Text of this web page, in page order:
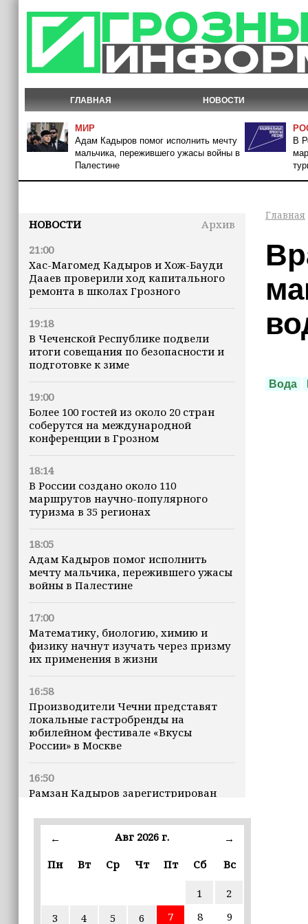
ГЛАВНАЯ НОВОСТИ
МИР
Адам Кадыров помог исполнить мечту
мальчика, пережившего ужасы войны в
Палестине
В
НОВОСТИ
Архив
21:00
Хас-Магомед Кадыров и Хож-Бауди
Дааев проверили ход капитального
ремонта в школах Грозного
19:18
В Чеченской Республике подвели
итоги совещания по безопасности и
подготовке к зиме
19:00
Более 100 гостей из около 20 стран
соберутся на международной
конференции в Грозном
18:14
В России создано около 110
маршрутов научно-популярного
туризма в 35 регионах
18:05
Адам Кадыров помог исполнить
мечту мальчика, пережившего ужасы
войны в Палестине
17:00
Математику, биологию, химию и
физику начнут изучать через призму
их применения в жизни
16:58
Производители Чечни представят
локальные гастробренды на
юбилейном фестивале «Вкусы
России» в Москве
16:50
Рамзан Кадыров зарегистрирован
16:47
землетрясения, рассказала
16:12
← Авг 2026 г.
→
Пн
Вт Ср Чт Пт Сб Вс
1
2
3
4 5 6 7 8
9
Главная
Вода